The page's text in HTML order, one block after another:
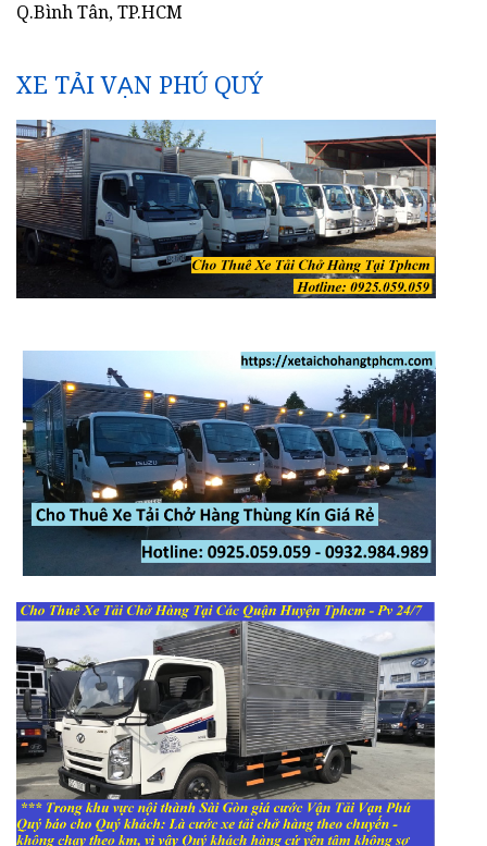
Q.Bình Tân, TP.HCM
XE TẢI VẠN PHÚ QUÝ